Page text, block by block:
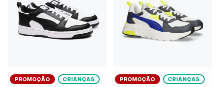
PROMOÇÃO CRIANÇAS PROMOÇÃO CRIANÇAS